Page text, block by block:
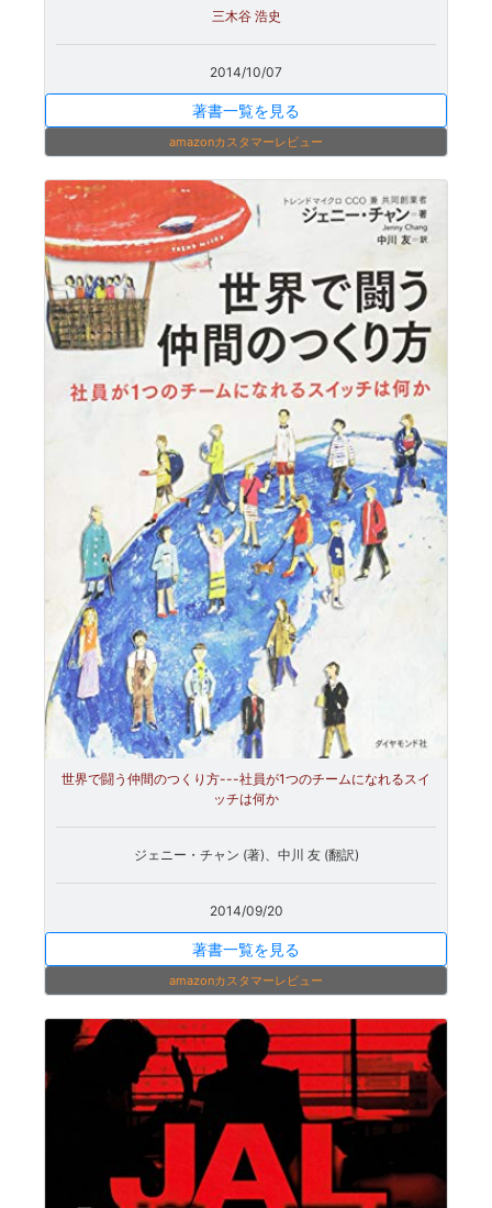
三木谷 浩史
2014/10/07
著書一覧を見る
amazonカスタマーレビュー
世界で闘う仲間のつくり方---社員が1つのチームになれるスイ
ッチは何か
ジェニー・チャン (著)、中川 友 (翻訳)
2014/09/20
著書一覧を見る
amazonカスタマーレビュー